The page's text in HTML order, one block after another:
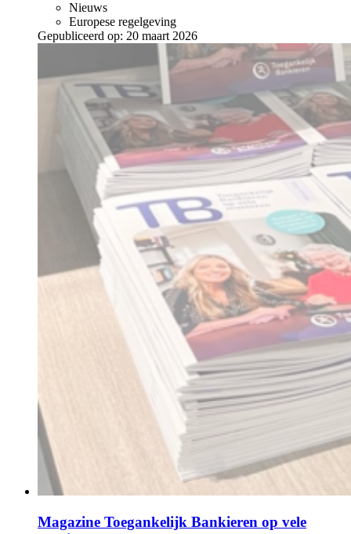
Nieuws
Europese regelgeving
Gepubliceerd op: 20 maart 2026
Magazine Toegankelijk Bankieren op vele